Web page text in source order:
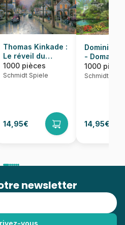
Thomas Kinkade :
Le réveil du
village
1000 pièces
Schmidt Spiele
14,95€
Dominic
- Domaine
idyllique
1000
Schmidt
14,95€
newsletter